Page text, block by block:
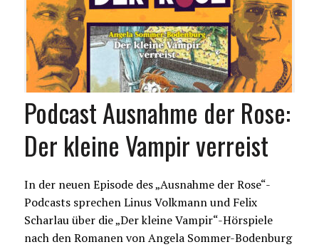
Podcast Ausnahme der Rose:
Der kleine Vampir verreist
In der neuen Episode des „Ausnahme der Rose“-
Podcasts sprechen Linus Volkmann und Felix
Scharlau über die „Der kleine Vampir“-Hörspiele
nach den Romanen von Angela Sommer-Bodenburg